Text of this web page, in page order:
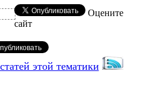
Оцените
сайт
этой тематики